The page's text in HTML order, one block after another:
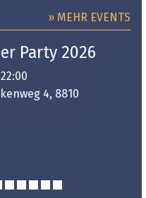
» MEHR EVENTS
Party 2026
4, 8810